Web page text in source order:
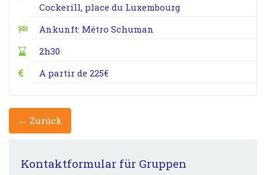
Cockerill, place du Luxembourg
Ankunft: Métro Schuman
2h30
A partir de 225€
← Zurück
Kontaktformular für Gruppen